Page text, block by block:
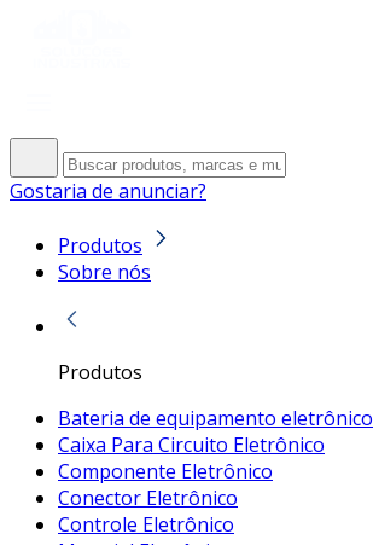
Gostaria de anunciar?
Produtos
Sobre nós
Produtos
Bateria de equipamento eletrônico
Caixa Para Circuito Eletrônico
Componente Eletrônico
Conector Eletrônico
Controle Eletrônico